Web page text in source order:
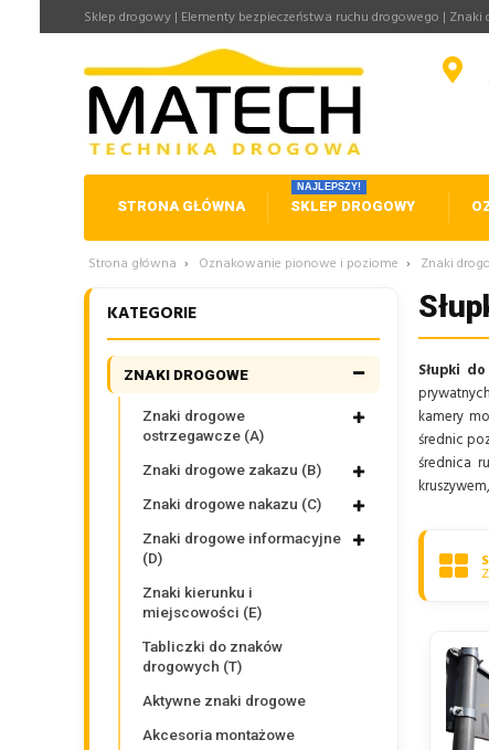
Sklep drogowy | Elementy bezpieczeństwa ruchu drogowego |
STRONA GŁÓWNA SKLEP DROGOWY
NAJLEPSZY!
Strona główna › Oznakowanie pionowe i poziome › Znaki
Słupki do
kamery
średnic
średnica
KATEGORIE
ZNAKI DROGOWE
Znaki drogowe
ostrzegawcze (A)
Znaki drogowe zakazu (B)
Znaki drogowe nakazu (C)
Znaki drogowe informacyjne
(D)
Znaki kierunku i
miejscowości (E)
Tabliczki do znaków
drogowych (T)
Aktywne znaki drogowe
Akcesoria montażowe